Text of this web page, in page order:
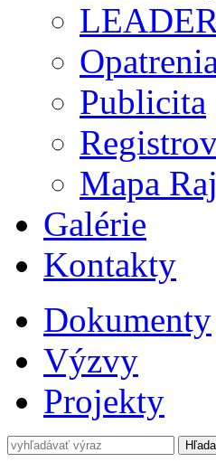
Publicita
Mapa
Galérie
Kontakty
Dokumenty
Výzvy
Projekty